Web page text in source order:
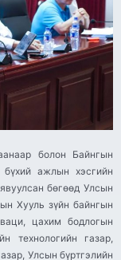
болон Байнгын
бүхий ажлын хэсгийн
бөгөөд Улсын
Хууль зүйн байнгын
цахим бодлогын
технологийн газар,
Улсын бүртгэлийн